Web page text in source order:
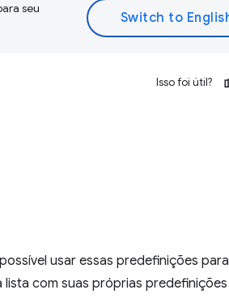
seu
Isso foi útil?
usar essas predefinições para
com suas próprias predefinições